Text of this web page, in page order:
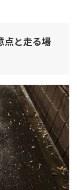
点と走る場